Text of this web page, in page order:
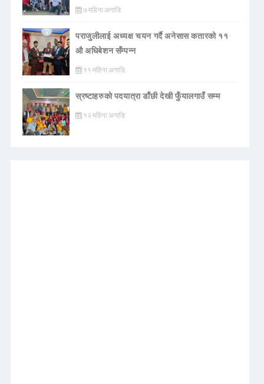
७ महिना अगाडि
पराजुलीलाई अध्यक्ष चयन गर्दै अनेसास कतारको ११
औ अधिबेशन सँम्पन्न
११ महिना अगाडि
स्रष्टाहरुको पदयात्रा डाँछी देखी फुँयालगाउँ सम्म
१२ महिना अगाडि